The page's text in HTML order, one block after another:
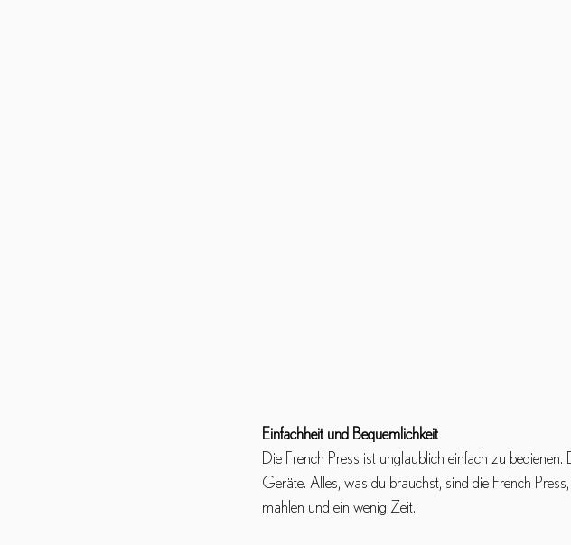
Einfachheit und Bequemlichkeit
Die French Press ist unglaublich einfach zu
Geräte. Alles, was du brauchst, sind die French
mahlen und ein wenig Zeit.